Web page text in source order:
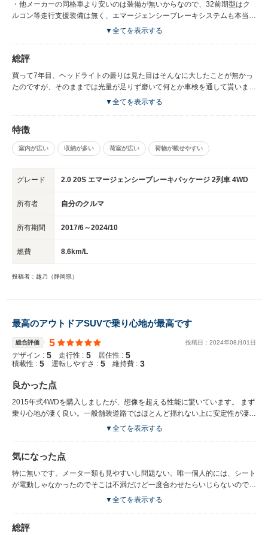
・他メーカーの同格車より安いのは装備が無いからなので、32前期型はク
ルコン等走行支援装備は無く、エマージェンシーブレーキシステムも本当に
ブレーキのみ。レーンキープ支援も無く、レーンからはみ出したら警告音が
は特別保証が切れる半年位前から異音がし始めて交換して貰いました。ちな
みに走行距離は4万キロ位。尚、ディーラーで新品に載せ替える場合、CVT
本体60万、工賃20万とのこと。その辺の整備工場でリビルト品載せ替えだ
た方が良いです。 ・シートが防水シートということで生地が硬いうえに骨
格が良くないせいか、運転して1時間経たずに尻が痛くなる。
▼全てを表示する
総評
買って7年目、ヘッドライトの曇りは見た目はそんなに大したことが無かっ
たのですが、そのままでは光量が足りず磨いて何とか車検を通して貰いまし
た。 32前期型はHVモデルは制御が悪くて純ガソリンエンジン車と大して燃
同じなので座り心地はやはり悪いまま。 免許を取った最初の1台、練習用に
乗るには良いかもしれません。
▼全てを表示する
特徴
室内が広い 収納が多い 荷室が広い 荷物が載せやすい
グレード 2.0 20S エマージェンシーブレーキパッケージ 2列車 4WD
所有者 自分のクルマ
所有期間 2017/6～2024/10
燃費 8.6km/L
投稿者：越乃（静岡県）
最高のアウトドアSUVで乗り心地が最高です
総合評価 5 投稿日： 2024年08 月01 日
デザイン : 5 走行性 : 5 居住性 : 5
積載性 : 5 運転しやすさ : 5 維持費 : 3
良かった点
2015年式4WDを購入しましたが、想像を超える性能に驚いています。 まず
乗り心地が凄く良い。一般舗装道路ではほとんど揺れない上に安定性が凄く
高い。 シャーシコントロールが非常に優秀で横揺れがほとんど出ないのに
ンジン車でも十分だったのでエンジン車にしたが満足しています。燃費も良
いです。山道を走る時のコーナーの安定感、それと車体の安定感は尋常じゃ
ないです。
▼全てを表示する
気になった点
特に無いです。メーター類も見やすいし問題ない。唯一個人的には、シート
が電動しゃなかったのでそこは不満だけど一度合わせたらいじらないので問
▼全てを表示する
総評